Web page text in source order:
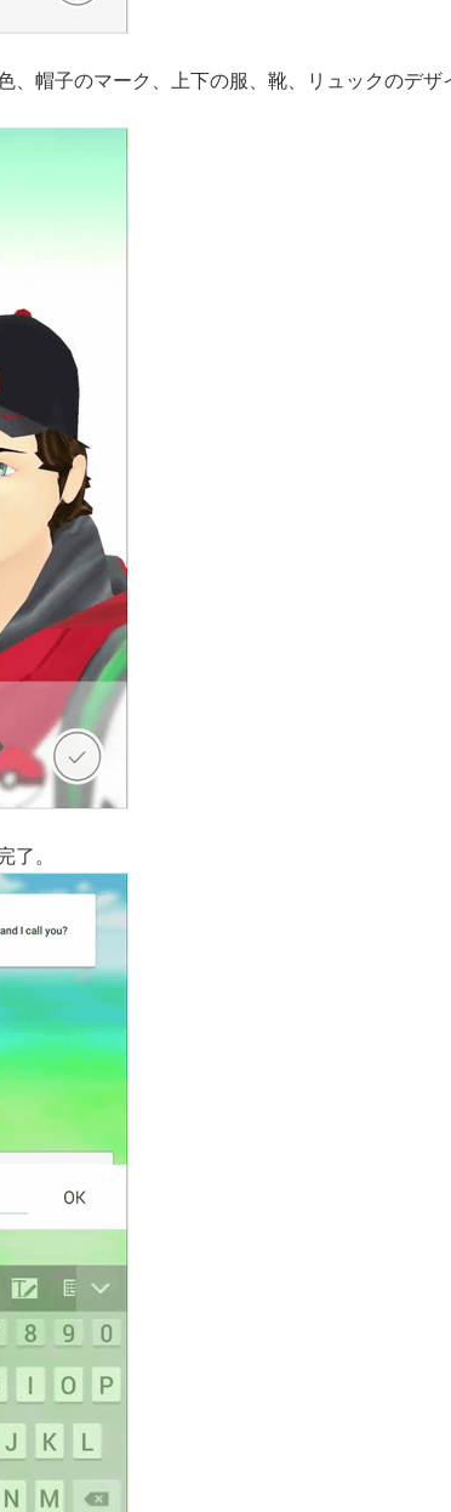
、帽子のマーク、上下の服、靴、リュックのデザ
了。